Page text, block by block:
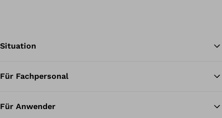
Situation
Für Fachpersonal
Für Anwender